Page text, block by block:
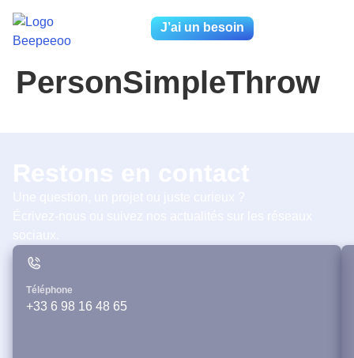
J’ai un besoin
PersonSimpleThrow
Téléphone
+33 6 98 16 48 65